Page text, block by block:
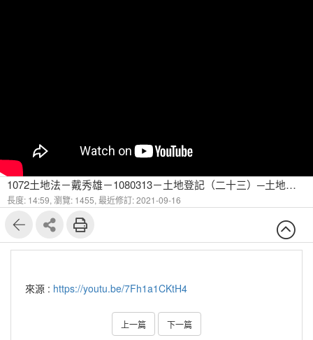
1072土地法－戴秀雄－1080313－土地登記（二十三）─土地總登記
長度: 14:59, 瀏覽: 1455, 最近修訂: 2021-09-16
來源 : https://youtu.be/7Fh1a1CKtH4
上一篇 下一篇